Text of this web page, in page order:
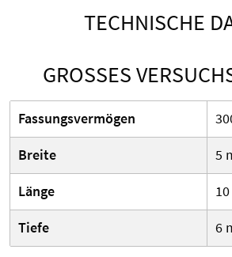
TECHNISCHE
GROSSES
Fassungsvermögen
Breite
5
Länge
Tiefe
6